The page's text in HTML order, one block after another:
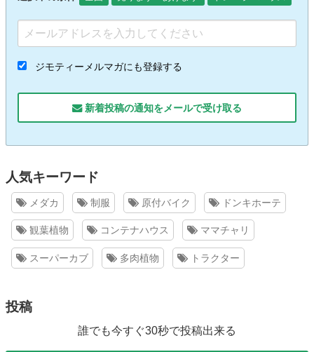
ジモティーメルマガにも登録する
新着投稿の通知をメールで受け取る
人気キーワード
メダカ 制服 原付バイク ドンキホーテ
観葉植物 コンテナハウス ママチャリ
スーパーカブ 多肉植物 トラクター
投稿
誰でも今すぐ30秒で投稿出来る